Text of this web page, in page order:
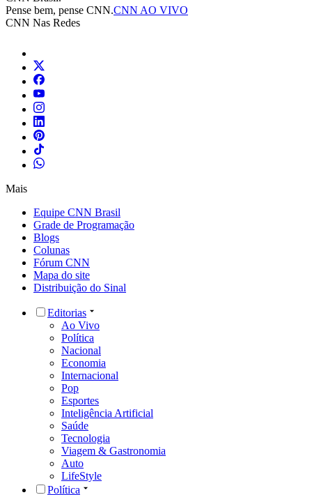
Pense bem, pense CNN.CNN AO VIVO
CNN Nas Redes
Mais
Equipe CNN Brasil
Grade de Programação
Blogs
Colunas
Fórum CNN
Mapa do site
Distribuição do Sinal
Editorias
Ao Vivo
Política
Nacional
Economia
Internacional
Pop
Esportes
Inteligência Artificial
Saúde
Tecnologia
Viagem & Gastronomia
Auto
LifeStyle
Política